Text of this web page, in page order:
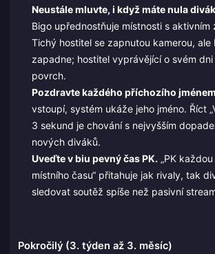
Neustále mluvte, i když máte nula
Bigo upřednostňuje místnosti s aktivním
Tichý hostitel se zapnutou kamerou, ale
zapadne; hostitel vyprávějící o svém dni
povrch.
Pozdravte každého příchozího
vstoupí, systém ukáže jeho jméno. Říct
3 sekund je chování s nejvyšším
nových diváků.
Uveďte v biu pevný čas PK. „PK
místního času“ přitahuje jak rivaly, tak
sledovat soutěž spíše než pasivní
Pokročilý (3. týden až 3. měsíc)